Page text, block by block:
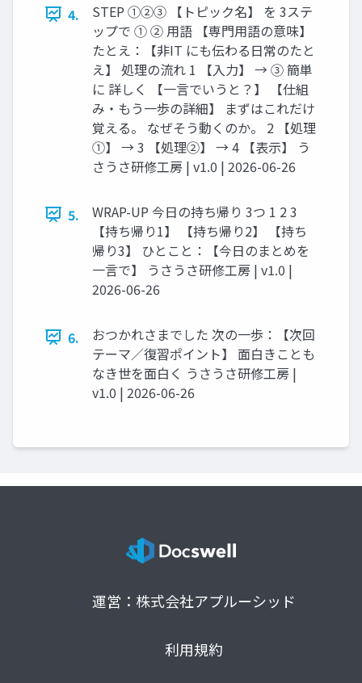
4.
STEP ①②③ 【トピック名】 を 3ステ
ップで ① ② 用語 【専門用語の意味】
たとえ：【非IT にも伝わる日常のたと
え】 処理の流れ 1 【入力】 → ③ 簡単
に 詳しく 【一言でいうと？】 【仕組
み・もう一歩の詳細】 まずはこれだけ
覚える。 なぜそう動くのか。 2 【処理
①】 → 3 【処理②】 → 4 【表示】 う
さうさ研修工房 | v1.0 | 2026-06-26
5.
WRAP-UP 今日の持ち帰り 3つ 1 2 3
【持ち帰り1】 【持ち帰り2】 【持ち
帰り3】 ひとこと：【今日のまとめを
一言で】 うさうさ研修工房 | v1.0 |
2026-06-26
6.
おつかれさまでした 次の一歩：【次回
テーマ／復習ポイント】 面白きことも
なき世を面白く うさうさ研修工房 |
v1.0 | 2026-06-26
運営：株式会社アプルーシッド
利用規約